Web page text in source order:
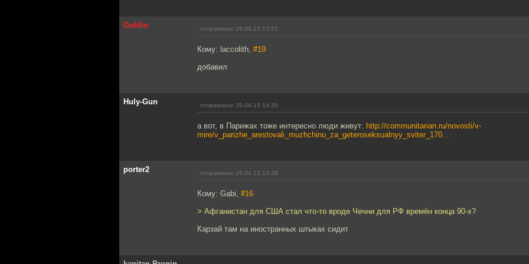
Goblin отправлено 29.04.13 13:51
Кому: laccolith, #19
добавил
Huly-Gun отправлено 29.04.13 14:35
а вот, в Парижах тоже интересно люди живут: http://communitarian.ru/novosti/v-
mire/v_parizhe_arestovali_muzhchinu_za_geteroseksualnyy_sviter_170...
porter2 отправлено 29.04.13 14:38
Кому: Gabi, #16
> Афганистан для США стал что-то вроде Чечни для РФ времён конца 90-х?
Карзай там на иностранных штыках сидит